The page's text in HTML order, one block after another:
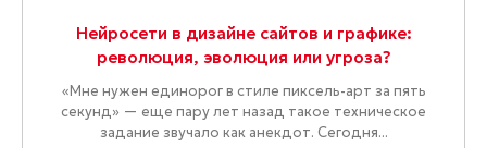
Нейросети в дизайне сайтов и графике:
революция, эволюция или угроза?
«Мне нужен единорог в стиле пиксель-арт за пять
секунд» — еще пару лет назад такое техническое
задание звучало как анекдот. Сегодня...